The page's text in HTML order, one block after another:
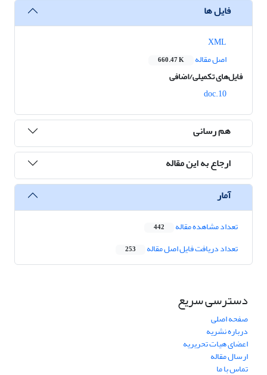
فایل ها
اصل مقاله
660.47 K
فایل‌های تکمیلی/اضافی
10.doc
هم رسانی
ارجاع به این مقاله
آمار
تعداد مشاهده مقاله 442
تعداد دریافت فایل اصل مقاله 253
دسترسی سریع
صفحه اصلی
درباره نشریه
اعضای هیات تحریریه
ارسال مقاله
تماس با ما